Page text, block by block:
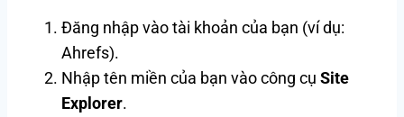
Đăng nhập vào tài khoản của bạn (ví dụ:
Ahrefs).
Nhập tên miền của bạn vào công cụ Site
Explorer.